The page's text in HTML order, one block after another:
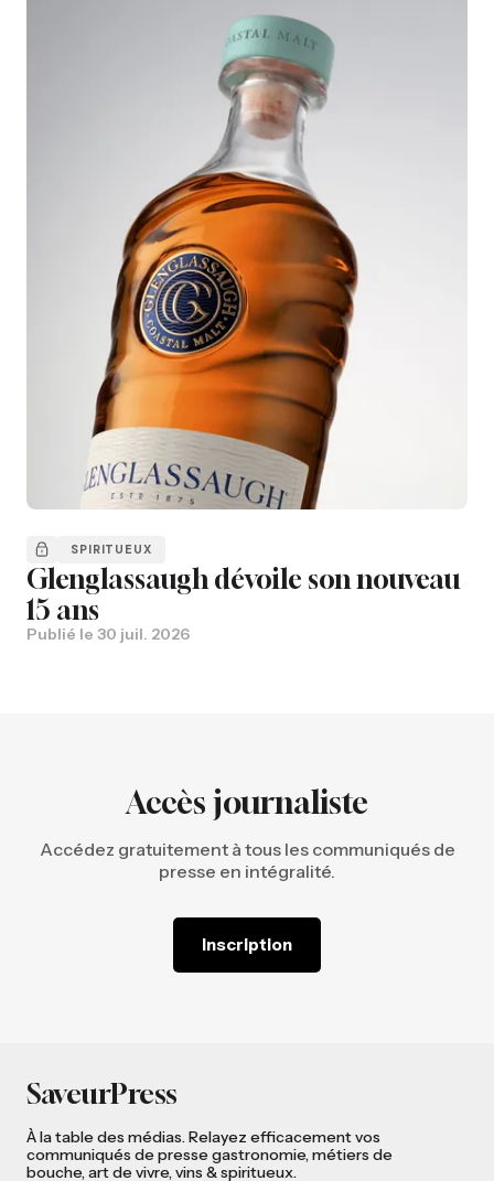
SPIRITUEUX
Glenglassaugh dévoile son nouveau
15 ans
Publié le 30 juil. 2026
Accès journaliste
Accédez gratuitement à tous les communiqués de
presse en intégralité.
Inscription
SaveurPress
À la table des médias. Relayez efficacement vos
communiqués de presse gastronomie, métiers de
bouche, art de vivre, vins & spiritueux.